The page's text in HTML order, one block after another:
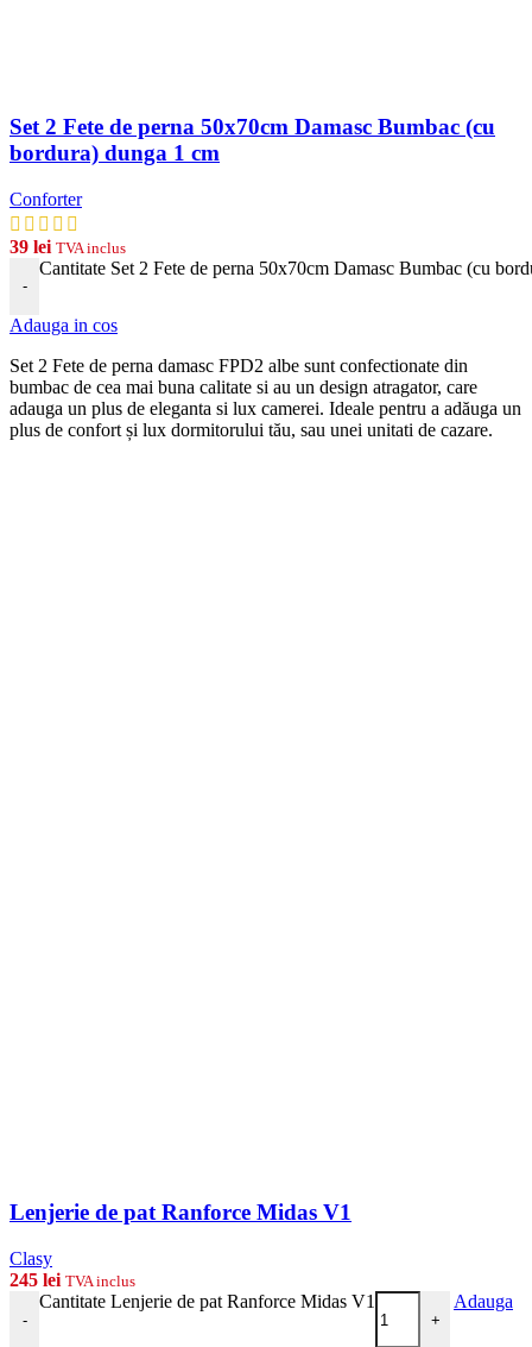
Set 2 Fete de perna 50x70cm Damasc Bumbac (cu
bordura) dunga 1 cm
Conforter
39 lei TVA inclus
-
Cantitate Set 2 Fete de perna 50x70cm Damasc Bumbac (cu
Adauga in cos
Set 2 Fete de perna damasc FPD2 albe sunt confectionate din
bumbac de cea mai buna calitate si au un design atragator, care
adauga un plus de eleganta si lux camerei. Ideale pentru a adăuga un
plus de confort și lux dormitorului tău, sau unei unitati de cazare.
Lenjerie de pat Ranforce Midas V1
Clasy
245 lei TVA inclus
-
Cantitate Lenjerie de pat Ranforce Midas V1
+
Adauga